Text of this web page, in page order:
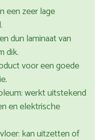
een zeer lage
dun laminaat van
dik.
voor een goede
werkt uitstekend
en elektrische
kan uitzetten of